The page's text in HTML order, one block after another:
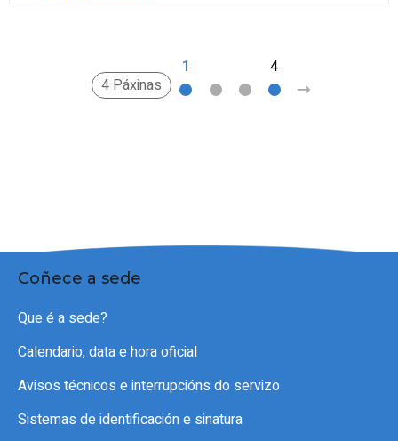
4 Páxinas
1 4
Coñece a sede
Que é a sede?
Calendario, data e hora oficial
Avisos técnicos e interrupcións do servizo
Sistemas de identificación e sinatura